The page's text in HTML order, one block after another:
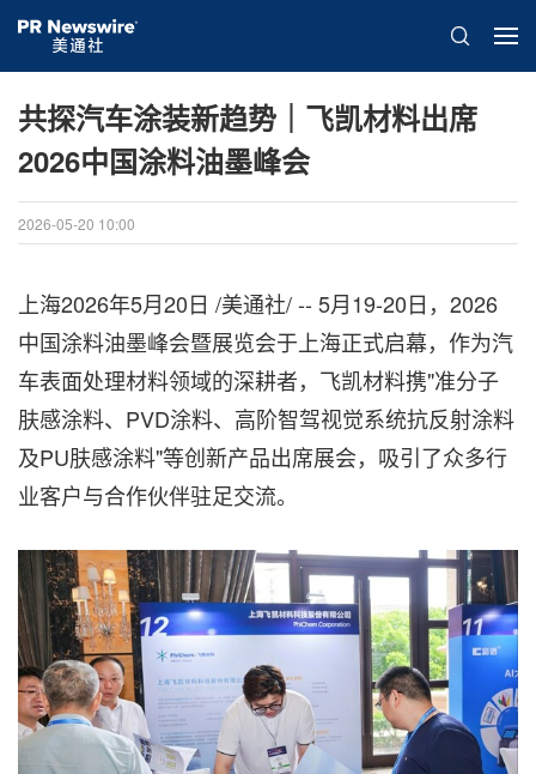
共探汽车涂装新趋势｜飞凯材料出席
2026中国涂料油墨峰会
2026-05-20 10:00
上海2026年5月20日 /美通社/ -- 5月19-20日，2026
中国涂料油墨峰会暨展览会于上海正式启幕，作为汽
车表面处理材料领域的深耕者，飞凯材料携"准分子
肤感涂料、PVD涂料、高阶智驾视觉系统抗反射涂料
及PU肤感涂料"等创新产品出席展会，吸引了众多行
业客户与合作伙伴驻足交流。